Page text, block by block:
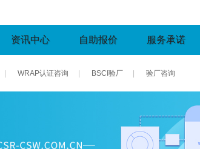
资讯中心 自助报价 服务承诺
WRAP认证咨询 BSCI验厂 验厂咨询